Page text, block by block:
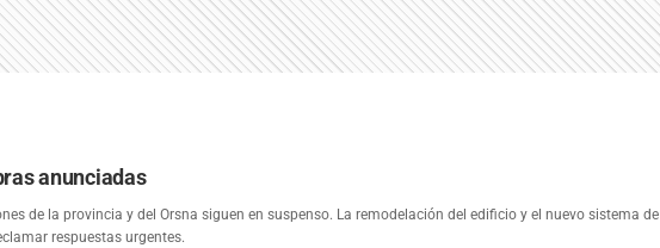
anunciadas
de la provincia y del Orsna siguen en suspenso. La remodelación del edificio y el nuevo
respuestas urgentes.